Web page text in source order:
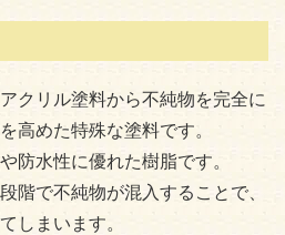
クリル塗料から不純物を完全に
高めた特殊な塗料です。
防水性に優れた樹脂です。
階で不純物が混入することで、
しまいます。